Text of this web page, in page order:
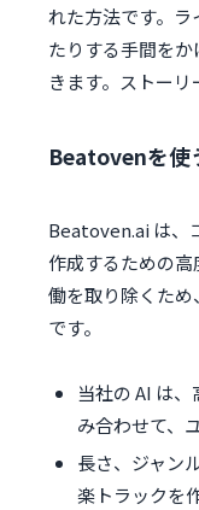
れた方法です。
たりする手間を
きます。ストーリ
Beatovenを使
Beatoven.ai は、
作成するための
働を取り除くた
です。
当社の AI は
み合わせて、
長さ、ジャン
楽トラックを